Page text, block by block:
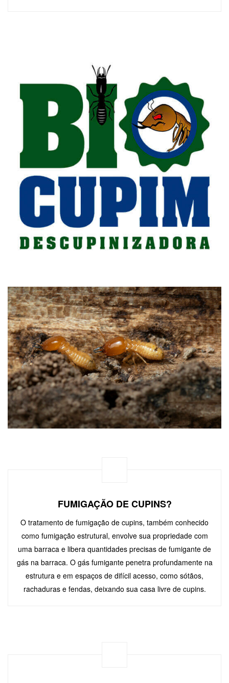
FUMIGAÇÃO DE CUPINS?
O tratamento de fumigação de cupins, também conhecido
como fumigação estrutural, envolve sua propriedade com
uma barraca e libera quantidades precisas de fumigante de
gás na barraca. O gás fumigante penetra profundamente na
estrutura e em espaços de difícil acesso, como sótãos,
rachaduras e fendas, deixando sua casa livre de cupins.